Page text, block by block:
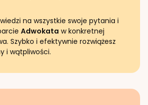
na wszystkie swoje pytania i
Adwokata w konkretnej
Szybko i efektywnie rozwiążesz
i wątpliwości.